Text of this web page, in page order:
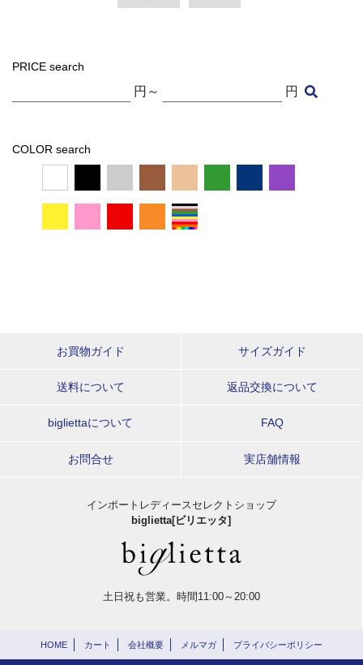
PRICE search
円～ 円
COLOR search
お買物ガイド サイズガイド
送料について 返品交換について
bigliettaについて FAQ
お問合せ 実店舗情報
インポートレディースセレクトショップ
biglietta[ビリエッタ]
土日祝も営業。時間11:00～20:00
HOME カート 会社概要 メルマガ プライバシーポリシー